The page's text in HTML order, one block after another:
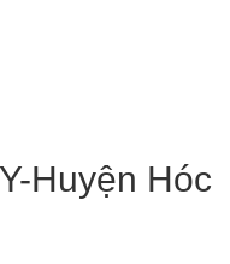
Huyện Hóc